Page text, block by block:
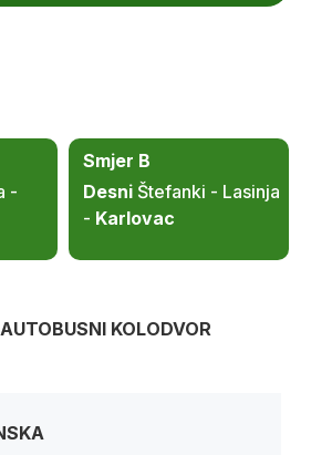
-
Smjer B
DesniŠtefanki - Lasinja
- Karlovac
KOLODVOR